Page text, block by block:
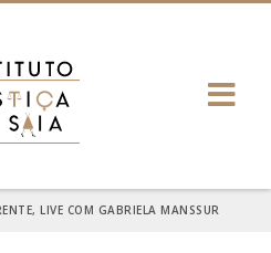
LIVE COM GABRIELA MANSSUR